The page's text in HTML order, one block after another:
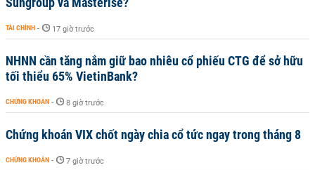
TÀI CHÍNH - 17 giờ trước
NHNN cần tăng nắm giữ bao nhiêu cổ phiếu CTG để sở hữu
tối thiểu 65% VietinBank?
CHỨNG KHOÁN - 8 giờ trước
Chứng khoán VIX chốt ngày chia cổ tức ngay trong tháng 8
CHỨNG KHOÁN - 7 giờ trước